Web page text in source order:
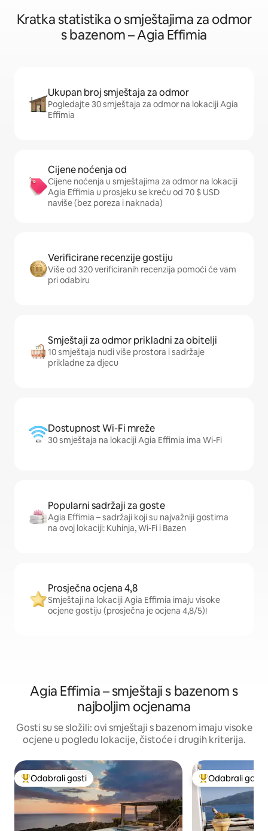
Kratka statistika o smještajima za odmor
s bazenom – Agia Effimia
Ukupan broj smještaja za odmor
Pogledajte 30 smještaja za odmor na lokaciji Agia
Effimia
Cijene noćenja od
Cijene noćenja u smještajima za odmor na lokaciji
Agia Effimia u prosjeku se kreću od 70 $ USD
naviše (bez poreza i naknada)
Verificirane recenzije gostiju
Više od 320 verificiranih recenzija pomoći će vam
pri odabiru
Smještaji za odmor prikladni za obitelji
10 smještaja nudi više prostora i sadržaje
prikladne za djecu
Dostupnost Wi-Fi mreže
30 smještaja na lokaciji Agia Effimia ima Wi-Fi
Popularni sadržaji za goste
Agia Effimia – sadržaji koji su najvažniji gostima
na ovoj lokaciji: Kuhinja, Wi-Fi i Bazen
Prosječna ocjena 4,8
Smještaji na lokaciji Agia Effimia imaju visoke
ocjene gostiju (prosječna je ocjena 4,8/5)!
Agia Effimia – smještaji s bazenom s
najboljim ocjenama
Gosti su se složili: ovi smještaji s bazenom imaju visoke
ocjene u pogledu lokacije, čistoće i drugih kriterija.
Među najviše rangiranima s oznakom „Odabrali gosti”
Odabrali gosti Među najviše
Odabrali gosti